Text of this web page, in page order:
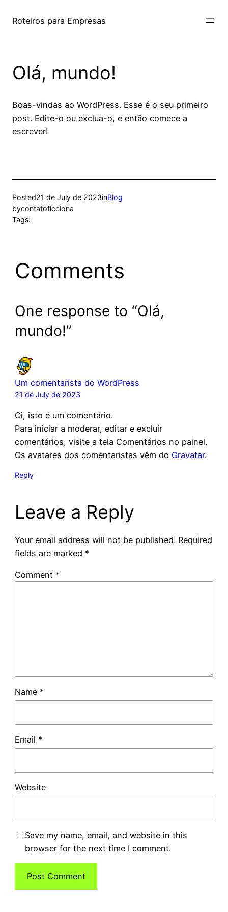
Roteiros para Empresas
Olá, mundo!
Boas-vindas ao WordPress. Esse é o seu primeiro
post. Edite-o ou exclua-o, e então comece a
escrever!
Posted21 de July de 2023inBlog
bycontatoficciona
Tags:
Comments
One response to “Olá,
mundo!”
Um comentarista do WordPress
21 de July de 2023
Oi, isto é um comentário.
Para iniciar a moderar, editar e excluir
comentários, visite a tela Comentários no painel.
Os avatares dos comentaristas vêm do Gravatar.
Reply
Leave a Reply
Your email address will not be published. Required
fields are marked *
Comment *
Name *
Email *
Website
Save my name, email, and website in this
browser for the next time I comment.